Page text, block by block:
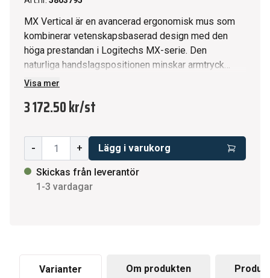
MX Vertical är en avancerad ergonomisk mus som
kombinerar vetenskapsbaserad design med den
höga prestandan i Logitechs MX-serie. Den
naturliga handslagspositionen minskar armtryck
och underarmsbelastning. Den unika 57° vertikala
utan att kompromissa en enda pixel av
precisionssensor ger 4x mindre handrörelser* och
minskar trötthet. Med
markörhastighetsomkopplaren kan du direkt
justera DPI-hastighet och noggrannhet med en
knapptryckning. MX Vertical kan användas i upp till
Mus Förhöjd ergonomi. * Naturlig
handslagsposition minskar muskelspänningen
Visa mer
3 172.50 kr/st
- + Lägg i varukorg
Skickas från leverantör
1-3 vardagar
Varianter Om produkten